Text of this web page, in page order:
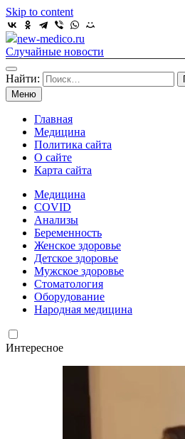
Skip to content
new-medico.ru
Случайные новости
Найти:
Меню
Главная
Медицина
Политика сайта
О сайте
Карта сайта
Медицина
COVID
Анализы
Беременность
Женское здоровье
Детское здоровье
Мужское здоровье
Стоматология
Оборудование
Народная медицина
Интересное